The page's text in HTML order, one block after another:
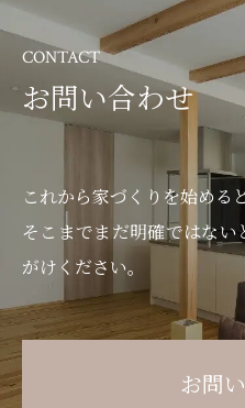
CONTACT
お問い合わせ
これから家づくりを始める
そこまでまだ明確ではな
がけください。
お問